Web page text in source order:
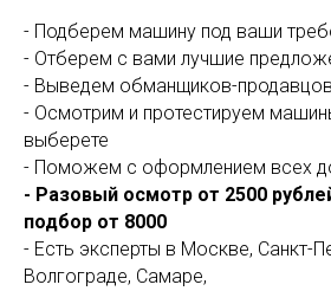
- Подберем машину под ваши
- Отберем с вами лучшие
- Выведем обманщиков-
- Осмотрим и протестируем
выберете
- Поможем с оформлением всех
- Разовый осмотр от 2500
подбор от 8000
- Есть эксперты в Москве, Санкт-
Волгограде, Самаре,